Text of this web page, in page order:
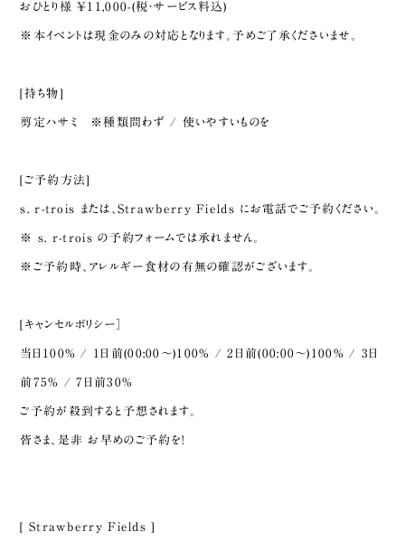
おひとり様 ¥11,000-(税・サービス料込)
※本イベントは現金のみの対応となります。予めご了承くださいませ。
[持ち物]
剪定ハサミ ※種類問わず / 使いやすいものを
[ご予約方法]
s. r-trois または、Strawberry Fields にお電話でご予約ください。
※ s. r-trois の予約フォームでは承れません。
※ご予約時、アレルギー食材の有無の確認がございます。
[キャンセルポリシー］
当日100% / 1日前(00:00〜)100% / 2日前(00:00〜)100% / 3日
前75% / 7日前30%
ご予約が殺到すると予想されます。
皆さま、是非 お早めのご予約を!
[ Strawberry Fields ]